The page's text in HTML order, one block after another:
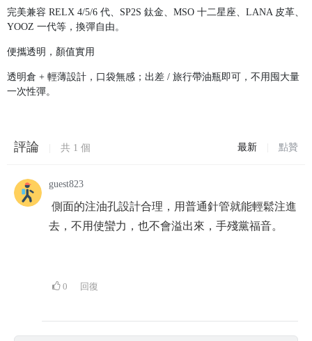
完美兼容 RELX 4/5/6 代、SP2S 鈦金、MSO 十二星座、LANA 皮革、
YOOZ 一代等，換彈自由。
便攜透明，顏值實用
透明倉 + 輕薄設計，口袋無感；出差 / 旅行帶油瓶即可，不用囤大量
一次性彈。
評論 共 1 個 最新 點贊
guest823
側面的注油孔設計合理，用普通針管就能輕鬆注進
去，不用使蠻力，也不會溢出來，手殘黨福音。
0 回復